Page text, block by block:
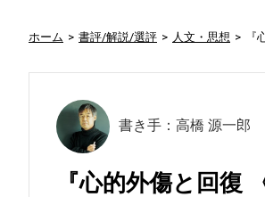
ホーム 書評/解説/選評 人文・思想
書き手：高橋 源一郎
『心的外傷と回復